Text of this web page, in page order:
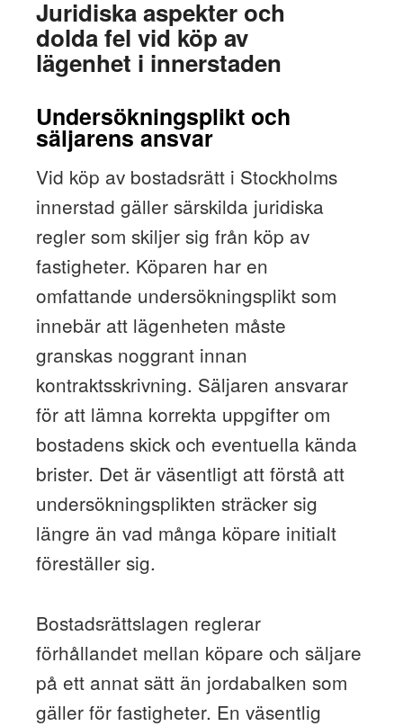
Juridiska aspekter och
dolda fel vid köp av
lägenhet i innerstaden
Undersökningsplikt och
säljarens ansvar
Vid köp av bostadsrätt i Stockholms
innerstad gäller särskilda juridiska
regler som skiljer sig från köp av
fastigheter. Köparen har en
omfattande undersökningsplikt som
innebär att lägenheten måste
granskas noggrant innan
kontraktsskrivning. Säljaren ansvarar
för att lämna korrekta uppgifter om
bostadens skick och eventuella kända
brister. Det är väsentligt att förstå att
undersökningsplikten sträcker sig
längre än vad många köpare initialt
föreställer sig.
Bostadsrättslagen reglerar
förhållandet mellan köpare och säljare
på ett annat sätt än jordabalken som
gäller för fastigheter. En väsentlig